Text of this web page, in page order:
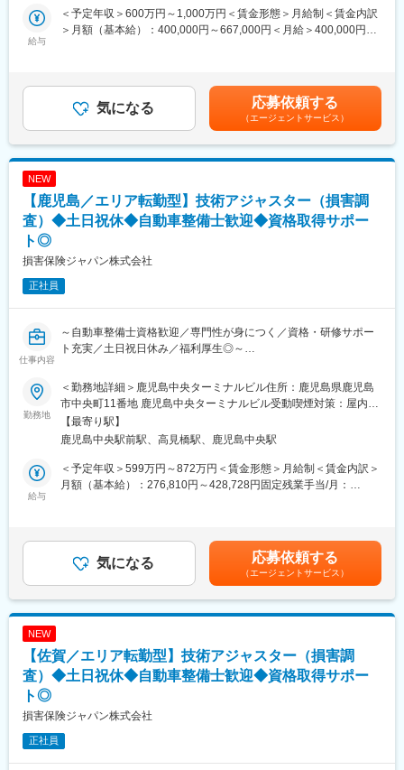
入で実感できる仕事です。
採用活動はご自身の人脈から行っていくことは勿論、ＦＡから紹
営業活動は部下であるＦＡが行いますので、営業部長・営業課長
はマネジメント業務に専念することになります。
勿論ご自身で保険の営業活動を行っていくことは可能です。その
ることが可能です。
変更の範囲：本社での他部門における内勤職（内務事務）業務全
般 ※本人の希望や会社の情勢による
続をアレンジャーまたはレンダーとして実施。メガバンクや在京
のFA会社の担当者とネットワークを持ち、プロジェクトファイナ
（2）当行が管理するM&A売り案件について、買い主候補先への
提案・条件交渉、売り主と買い主との調整、M&A実行などアドバ
イザリー業務。他のメンバーへの指導・OJT。
家と連携し、意見交換や対策の検討を重ねながら事業計画を策定
し、実行をサポートしていく。
リーダーシップを発揮していただく道もございます。
給与
＜予定年収＞600万円～1,000万円＜賃金形態＞月給制＜賃金内訳
＞月額（基本給）：400,000円～667,000円＜月給＞400,000円～
気になる 応募依頼する
（エージェントサービス）
NEW
【鹿児島／エリア転勤型】技術アジャスター（損害調
査）◆土日祝休◆自動車整備士歓迎◆資格取得サポー
ト◎
損害保険ジャパン株式会社
正社員
仕事内容
～自動車整備士資格歓迎／専門性が身につく／資格・研修サポー
ト充実／土日祝日休み／福利厚生◎～
入社後は技術アジャスター資格取得後、保険金サービス部門で、
自動車の損害調査・示談交渉をお任せします。
■職務詳細：
１．自動車損害調査
整備工場と修理範囲や修理計画・金額に関する折衝を行います。
また、事故の事案担当者へ自動車調査結果に関する情報提供を行
い、スムーズな解決に向けて支援を行います。
解決していきます。
■育成体制：
技術アジャスター資格取得に向けて、自動車工学や関係法令、自
し、アジャスターとしてのスキルを高められます。
会社としての研修だけでなく、先輩社員から勉強会やアドバイス
技術アジャスターとしての経験を積むことで、将来的にはリーダ
ー職や管理職への昇進の道が開けています。また、専門的な知識
勤務地
＜勤務地詳細＞鹿児島中央ターミナルビル住所：鹿児島県鹿児島
市中央町11番地 鹿児島中央ターミナルビル受動喫煙対策：屋内全
面禁煙変更の範囲：会社の定める事業所（リモートワーク含む）
【最寄り駅】
鹿児島中央駅前駅、高見橋駅、鹿児島中央駅
給与
＜予定年収＞599万円～872万円＜賃金形態＞月給制＜賃金内訳＞
月額（基本給）：276,810円～428,728円固定残業手当/月：
賞与：年2回（会社業績、評価による）■昇給：あり※賃金はあく
までも目安の金額であり、選考を通じて上下する可能性がありま
す。※各種手当てを規程に従い支給※技術アジャスター資格保有者
は優遇します。※超過した時間外労働の残業時間代は追加支給賃金
はあくまでも目安の金額であり、選考を通じて上下する可能性が
気になる 応募依頼する
（エージェントサービス）
NEW
【佐賀／エリア転勤型】技術アジャスター（損害調
査）◆土日祝休◆自動車整備士歓迎◆資格取得サポー
ト◎
損害保険ジャパン株式会社
正社員